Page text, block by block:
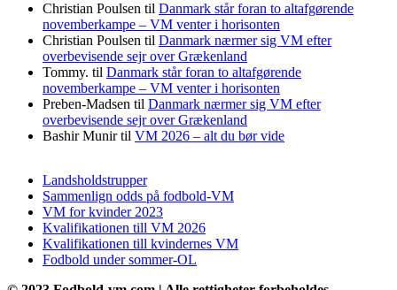
Christian Poulsen til Danmark står foran to altafgørende
novemberkampe – VM venter i horisonten
Christian Poulsen til Danmark nærmer sig VM efter
overbevisende sejr over Grækenland
Tommy. til Danmark står foran to altafgørende
novemberkampe – VM venter i horisonten
Preben-Madsen til Danmark nærmer sig VM efter
overbevisende sejr over Grækenland
Bashir Munirtil VM 2026 – alt du bør vide
Landsholdstrupper
Sammenlign odds på fodbold-VM
VM for kvinder 2023
Kvalifikationen till VM 2026
Kvalifikationen till kvindernes VM
Fodbold under sommer-OL